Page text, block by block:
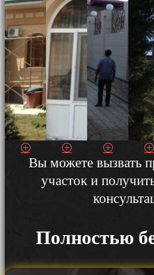
Вы можете вызвать
участок и
Полностью